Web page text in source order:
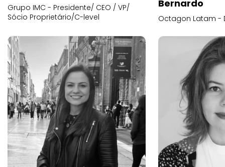
Grupo IMC - Presidente/ CEO / VP/
Sócio Proprietário/C-level
Bernardo
Octagon Latam -